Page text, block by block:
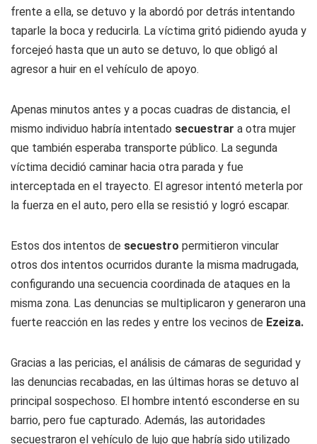
frente a ella, se detuvo y la abordó por detrás intentando
taparle la boca y reducirla. La víctima gritó pidiendo ayuda y
forcejeó hasta que un auto se detuvo, lo que obligó al
agresor a huir en el vehículo de apoyo.
Apenas minutos antes y a pocas cuadras de distancia, el
mismo individuo habría intentado secuestrar a otra mujer
que también esperaba transporte público. La segunda
víctima decidió caminar hacia otra parada y fue
interceptada en el trayecto. El agresor intentó meterla por
la fuerza en el auto, pero ella se resistió y logró escapar.
Estos dos intentos de secuestro permitieron vincular
otros dos intentos ocurridos durante la misma madrugada,
configurando una secuencia coordinada de ataques en la
misma zona. Las denuncias se multiplicaron y generaron una
fuerte reacción en las redes y entre los vecinos de Ezeiza.
Gracias a las pericias, el análisis de cámaras de seguridad y
las denuncias recabadas, en las últimas horas se detuvo al
principal sospechoso. El hombre intentó esconderse en su
barrio, pero fue capturado. Además, las autoridades
secuestraron el vehículo de lujo que habría sido utilizado